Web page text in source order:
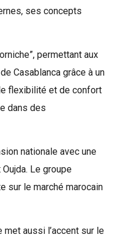
ses concepts
permettant aux
Casablanca grâce à un
flexibilité et de confort
dans des
nationale avec une
Le groupe
sur le marché marocain
aussi l’accent sur le